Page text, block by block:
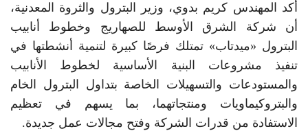
أكد المهندس كريم بدوي، وزير البترول والثروة المعدنية،
أن شركة الشرق الأوسط للصهاريج وخطوط أنابيب
البترول «ميدتاب» تمتلك فرصًا كبيرة لتنمية أنشطتها في
تنفيذ مشروعات البنية الأساسية لخطوط الأنابيب
والمستودعات والتسهيلات الخاصة بتداول البترول الخام
والبتروكيماويات ومنتجاتهما، بما يسهم في تعظيم
الاستفادة من قدرات الشركة وفتح مجالات عمل جديدة.